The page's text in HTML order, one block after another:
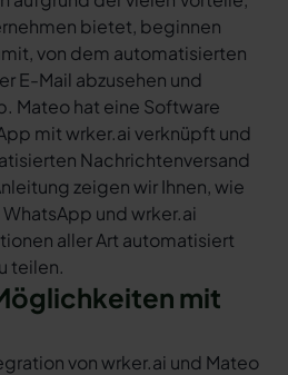
bietet, beginnen
von dem automatisierten
E-Mail abzusehen und
Mateo hat eine Software
mit wrker.ai verknüpft und
Nachrichtenversand
zeigen wir Ihnen, wie
und wrker.ai
aller Art automatisiert
teilen.
mit
von wrker.ai und Mateo